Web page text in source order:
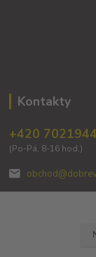
Kontakty
+420
(Po-Pá, 8-16 hod.)